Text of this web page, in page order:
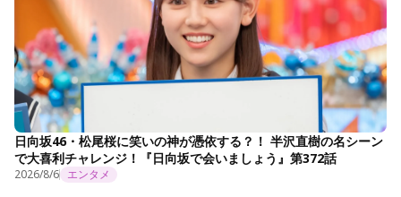
日向坂46・松尾桜に笑いの神が憑依する？！ 半沢直樹の名シーン
で大喜利チャレンジ！『日向坂で会いましょう』第372話
2026/8/6 エンタメ